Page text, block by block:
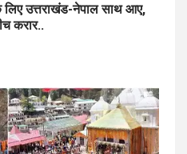
उत्तराखंड-नेपाल साथ आए,
करार..